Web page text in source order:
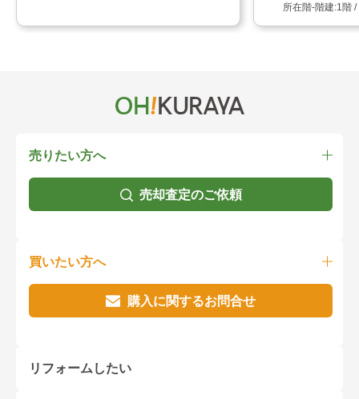
1階
売りたい方へ
売却査定のご依頼
買いたい方へ
購入に関するお問合せ
リフォームしたい